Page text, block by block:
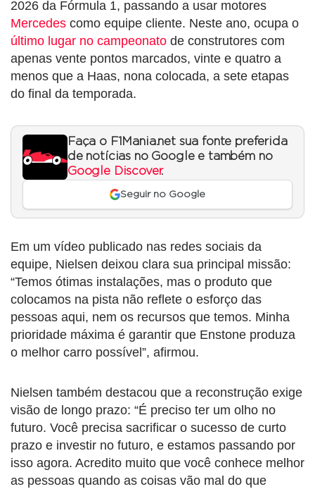
2026 da Fórmula 1, passando a usar motores
Mercedes como equipe cliente. Neste ano, ocupa o
último lugar no campeonato de construtores com
apenas vente pontos marcados, vinte e quatro a
menos que a Haas, nona colocada, a sete etapas
do final da temporada.
Faça o F1Mania.net sua fonte preferida
de notícias no Google e também no
Google Discover.
Seguir no Google
Em um vídeo publicado nas redes sociais da
equipe, Nielsen deixou clara sua principal missão:
“Temos ótimas instalações, mas o produto que
colocamos na pista não reflete o esforço das
pessoas aqui, nem os recursos que temos. Minha
prioridade máxima é garantir que Enstone produza
o melhor carro possível”, afirmou.
Nielsen também destacou que a reconstrução exige
visão de longo prazo: “É preciso ter um olho no
futuro. Você precisa sacrificar o sucesso de curto
prazo e investir no futuro, e estamos passando por
isso agora. Acredito muito que você conhece melhor
as pessoas quando as coisas vão mal do que